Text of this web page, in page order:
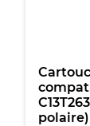
-
polaire)